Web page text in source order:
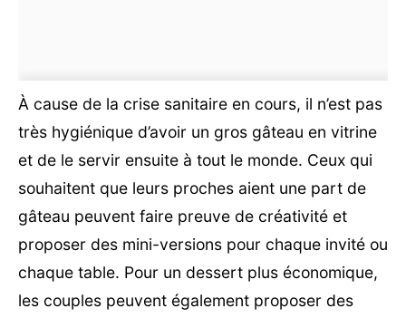
À cause de la crise sanitaire en cours, il n’est pas
très hygiénique d’avoir un gros gâteau en vitrine
et de le servir ensuite à tout le monde. Ceux qui
souhaitent que leurs proches aient une part de
gâteau peuvent faire preuve de créativité et
proposer des mini-versions pour chaque invité ou
chaque table. Pour un dessert plus économique,
les couples peuvent également proposer des